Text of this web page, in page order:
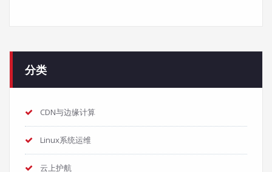
分类
CDN与边缘计算
Linux系统运维
云上护航